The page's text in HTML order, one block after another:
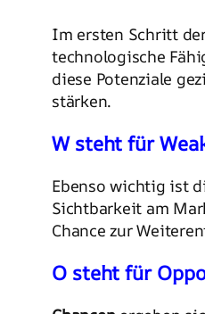
Im ersten Schritt
technologische
diese Potenziale
stärken.
W steht für
Ebenso wichtig ist
Sichtbarkeit am
Chance zur
O steht für